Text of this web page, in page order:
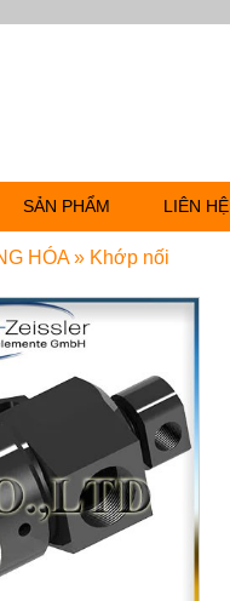
HÓA » Khớp nối
SẢN PHẨM LIÊN HỆ